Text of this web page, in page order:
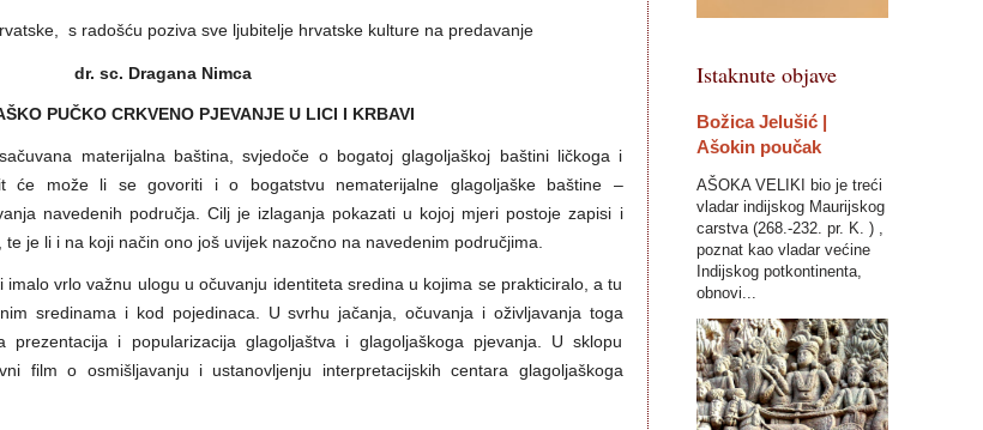
s radošću poziva sve ljubitelje hrvatske kulture na predavanje
dr. sc. Dragana Nimca
PUČKO CRKVENO PJEVANJE U LICI I KRBAVI
materijalna baština, svjedoče o bogatoj glagoljaškoj baštini ličkoga i
će može li se govoriti i o bogatstvu nematerijalne glagoljaške baštine –
navedenih područja. Cilj je izlaganja pokazati u kojoj mjeri postoje zapisi i
je li i na koji način ono još uvijek nazočno na navedenim područjima.
vrlo važnu ulogu u očuvanju identiteta sredina u kojima se prakticiralo, a tu
sredinama i kod pojedinaca. U svrhu jačanja, očuvanja i oživljavanja toga
prezentacija i popularizacija glagoljaštva i glagoljaškoga pjevanja. U sklopu
film o osmišljavanju i ustanovljenju interpretacijskih centara glagoljaškoga
Istaknute objave
Božica Jelušić |
Ašokin poučak
AŠOKA VELIKI bio je treći
vladar indijskog Maurijskog
carstva (268.-232. pr. K. ) ,
poznat kao vladar većine
Indijskog potkontinenta,
obnovi...